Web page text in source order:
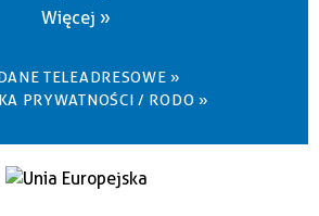
Więcej »
TELEADRESOWE »
PRYWATNOŚCI / RODO »